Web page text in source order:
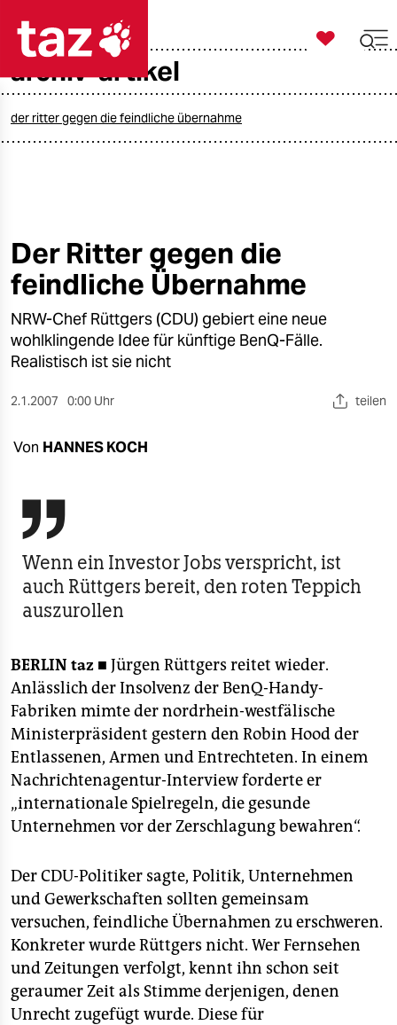
taz zahl ich
öko
gesellschaft
kultur
sport
berlin
nord
verlag
verlag
veranstaltungen
shop
fragen & hilfe
unterstützen
abo
genossenschaft
epaper login

taz zahl ich
archiv-artikel
der ritter gegen die feindliche übernahme
Der Ritter gegen die
feindliche Übernahme
NRW-Chef Rüttgers (CDU) gebiert eine neue
wohlklingende Idee für künftige BenQ-Fälle.
Realistisch ist sie nicht
2.1.2007 0:00 Uhr teilen
Von HANNES KOCH

Wenn ein Investor Jobs verspricht, ist
auch Rüttgers bereit, den roten Teppich
auszurollen
BERLIN taz ■ Jürgen Rüttgers reitet wieder.
Anlässlich der Insolvenz der BenQ-Handy-
Fabriken mimte der nordrhein-westfälische
Ministerpräsident gestern den Robin Hood der
Entlassenen, Armen und Entrechteten. In einem
Nachrichtenagentur-Interview forderte er
„internationale Spielregeln, die gesunde
Unternehmen vor der Zerschlagung bewahren“.
Der CDU-Politiker sagte, Politik, Unternehmen
und Gewerkschaften sollten gemeinsam
versuchen, feindliche Übernahmen zu erschweren.
Konkreter wurde Rüttgers nicht. Wer Fernsehen
und Zeitungen verfolgt, kennt ihn schon seit
geraumer Zeit als Stimme derjenigen, denen
Unrecht zugefügt wurde. Diese für